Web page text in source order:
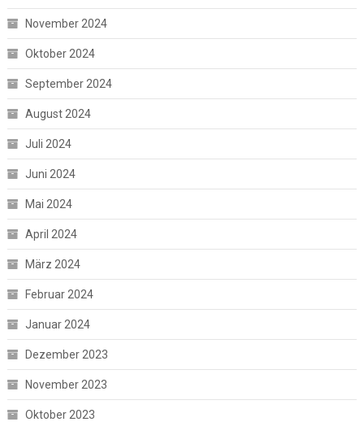
November 2024
Oktober 2024
September 2024
August 2024
Juli 2024
Juni 2024
Mai 2024
April 2024
März 2024
Februar 2024
Januar 2024
Dezember 2023
November 2023
Oktober 2023